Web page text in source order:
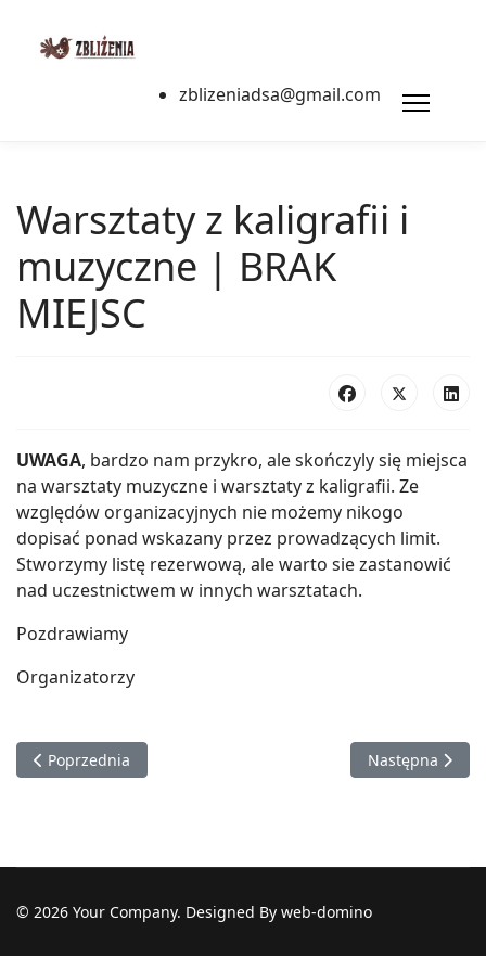
zblizeniadsa@gmail.com
Warsztaty z kaligrafii i
muzyczne | BRAK
MIEJSC
UWAGA, bardzo nam przykro, ale skończyly się miejsca
na warsztaty muzyczne i warsztaty z kaligrafii. Ze
względów organizacyjnych nie możemy nikogo
dopisać ponad wskazany przez prowadzących limit.
Stworzymy listę rezerwową, ale warto sie zastanowić
nad uczestnictwem w innych warsztatach.
Pozdrawiamy
Organizatorzy
Poprzednia strona: PODZIĘKOWANIA
Poprzednia Następna
Następna
© 2026 Your Company. Designed By web-domino